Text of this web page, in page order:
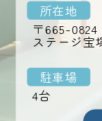
所在地
〒665-
ステージ宝
駐車場
4台